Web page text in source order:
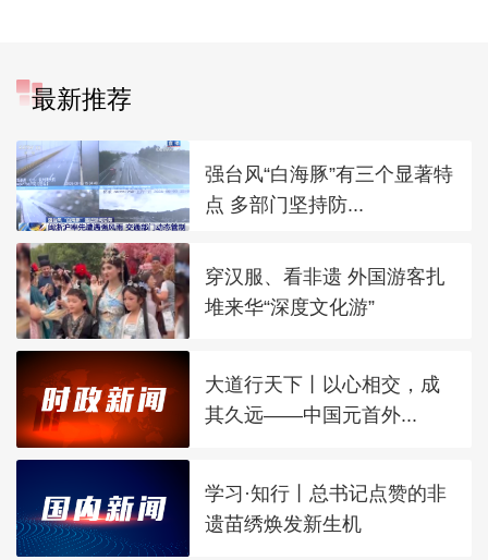
最新推荐
强台风“白海豚”有三个显著特
点 多部门坚持防...
穿汉服、看非遗 外国游客扎
堆来华“深度文化游”
大道行天下丨以心相交，成
其久远——中国元首外...
学习·知行丨总书记点赞的非
遗苗绣焕发新生机